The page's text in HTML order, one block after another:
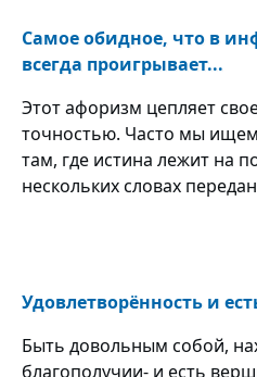
Самое обидное, что в
всегда проигрывает...
Этот афоризм цепляет
точностью. Часто мы
там, где истина лежит на
нескольких словах
Удовлетворённость и
Быть довольным собой,
благополучии- и есть